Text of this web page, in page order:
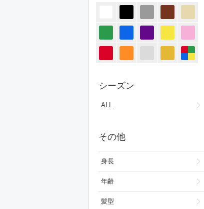
シーズン
ALL
その他
身長
年齢
髪型